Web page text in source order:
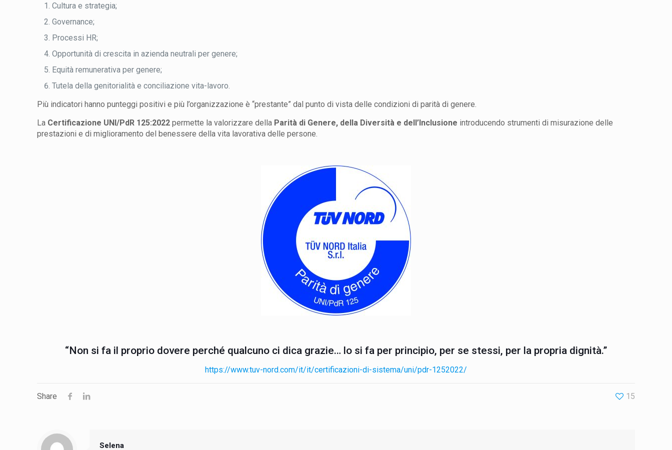
Cultura e strategia;
Governance;
Processi HR;
Opportunità di crescita in azienda neutrali per genere;
Equità remunerativa per genere;
Tutela della genitorialità e conciliazione vita-lavoro.
Più indicatori hanno punteggi positivi e più l’organizzazione è “prestante” dal punto di vista delle condizioni di parità di genere.
La Certificazione UNI/PdR 125:2022permette la valorizzare della Parità di Genere, della Diversità e dell’Inclusione introducendo strumenti di misurazione delle
prestazioni e di miglioramento del benessere della vita lavorativa delle persone.
“Non si fa il proprio dovere perché qualcuno ci dica grazie… lo si fa per principio, per se stessi, per la propria dignità.”
https://www.tuv-nord.com/it/it/certificazioni-di-sistema/uni/pdr-1252022/
Share 15
Selena